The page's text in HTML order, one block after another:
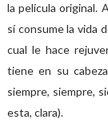
la película original.
sí consume la vida
cual le hace
tiene en su
siempre, siempre,
esta, clara).